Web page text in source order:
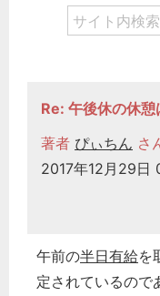
Re: 午後休の休
著者 ぴぃちん さ
2017年12月29日
午前の半日有給を
定されているので